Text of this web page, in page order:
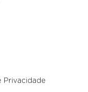
Privacidade